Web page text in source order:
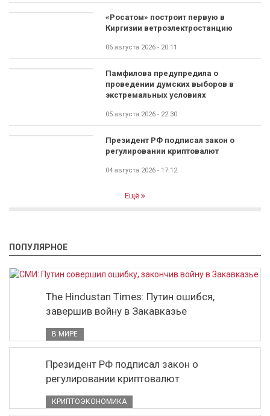
«Росатом» построит первую в
Киргизии ветроэлектростанцию
06 августа 2026 - 20:11
Памфилова предупредила о
проведении думских выборов в
экстремальных условиях
05 августа 2026 - 22:30
Президент РФ подписал закон о
регулировании криптовалют
04 августа 2026 - 17:12
Ещё
ПОПУЛЯРНОЕ
The Hindustan Times: Путин ошибся,
завершив войну в Закавказье
В МИРЕ
Президент РФ подписал закон о
регулировании криптовалют
КРИПТОЭКОНОМИКА